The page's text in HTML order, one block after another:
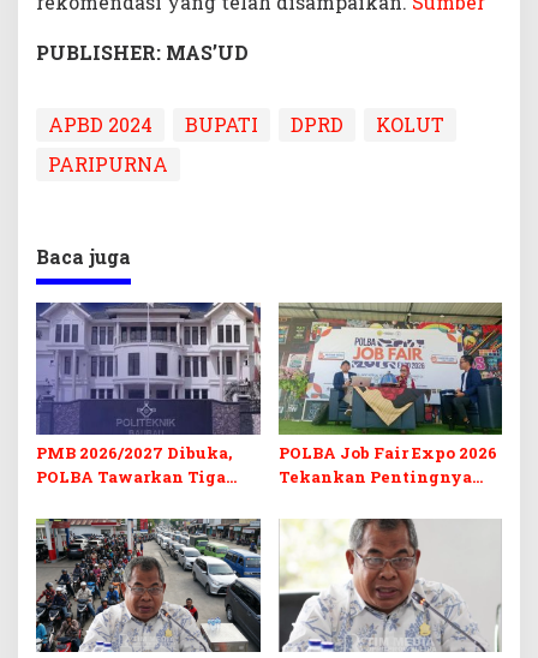
PUBLISHER: MAS’UD
APBD 2024 BUPATI DPRD
KOLUT
PARIPURNA
Baca juga
PMB 2026/2027 Dibuka,
POLBA Tawarkan Tiga
Kuliah Gratis
POLBA Job Fair Expo 2026
Tekankan Pentingnya
Digital